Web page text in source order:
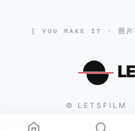
[ YOU MAKE IT · 照片
© LETSFILM